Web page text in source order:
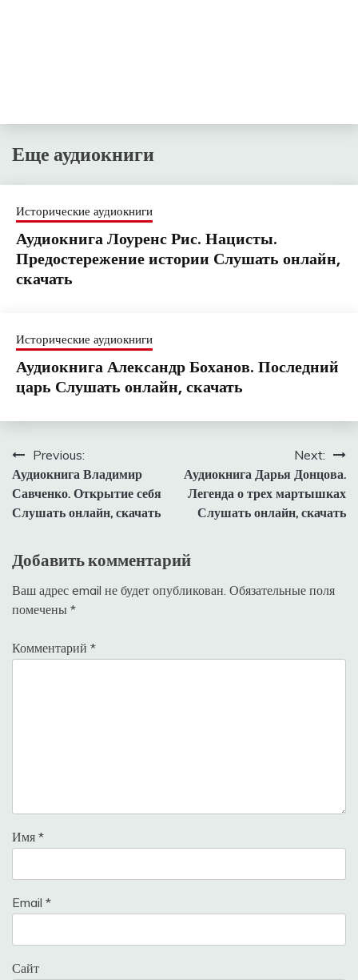
Еще аудиокниги
Исторические аудиокниги
Аудиокнига Лоуренс Рис. Нацисты.
Предостережение истории Слушать онлайн,
скачать
Исторические аудиокниги
Аудиокнига Александр Боханов. Последний
царь Слушать онлайн, скачать
Навигация
по
записям
Previous:
Аудиокнига Владимир
Савченко. Открытие себя
Слушать онлайн, скачать
Next:
Аудиокнига Дарья Донцова.
Легенда о трех мартышках
Слушать онлайн, скачать
Добавить комментарий
Ваш адрес email не будет опубликован. Обязательные поля
помечены *
Комментарий *
Имя *
Email *
Сайт